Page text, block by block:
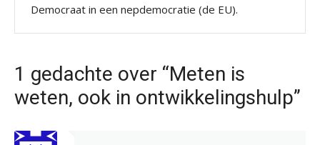
Democraat in een nepdemocratie (de EU).
1 gedachte over “Meten is
weten, ook in ontwikkelingshulp”